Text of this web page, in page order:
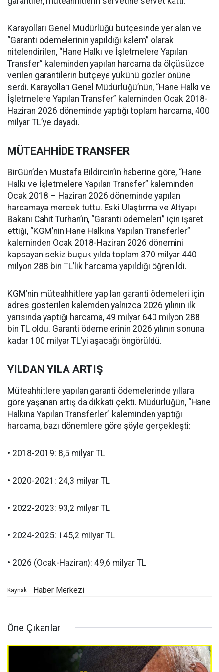
Karayolları Genel Müdürlüğü bütçesinde yer alan ve
“Garanti ödemelerinin yapıldığı kalem” olarak
nitelendirilen, “Hane Halkı ve İşletmelere Yapılan
Transfer” kaleminden yapılan harcama da ölçüsüzce
verilen garantilerin bütçeye yükünü gözler önüne
serdi. Karayolları Genel Müdürlüğü’nün, “Hane Halkı ve
İşletmelere Yapılan Transfer” kaleminden Ocak 2018-
Haziran 2026 döneminde yaptığı toplam harcama, 400
milyar TL’ye dayadı.
MÜTEAHHİDE TRANSFER
BirGün’den Mustafa Bildircin’in haberine göre, “Hane
Halkı ve İşletmelere Yapılan Transfer” kaleminden
Ocak 2018 – Haziran 2026 döneminde yapılan
harcamaya mercek tuttu. Eski Ulaştırma ve Altyapı
Bakanı Cahit Turhan’ın, “Garanti ödemeleri” için işaret
ettiği, “KGM’nin Hane Halkına Yapılan Transferler”
kaleminden Ocak 2018-Haziran 2026 dönemini
kapsayan sekiz buçuk yılda toplam 370 milyar 440
milyon 288 bin TL’lik harcama yapıldığı öğrenildi.
KGM’nin müteahhitlere yapılan garanti ödemeleri için
adres gösterilen kalemden yalnızca 2026 yılının ilk
yarısında yaptığı harcama, 49 milyar 640 milyon 288
bin TL oldu. Garanti ödemelerinin 2026 yılının sonuna
kadar 100 milyar TL’yi aşacağı öngörüldü.
YILDAN YILA ARTIŞ
Müteahhitlere yapılan garanti ödemelerinde yıllara
göre yaşanan artış da dikkati çekti. Müdürlüğün, “Hane
Halkına Yapılan Transferler” kaleminden yaptığı
harcama, bazı dönemlere göre şöyle gerçekleşti:
• 2018-2019: 8,5 milyar TL
• 2020-2021: 24,3 milyar TL
• 2022-2023: 93,2 milyar TL
• 2024-2025: 145,2 milyar TL
• 2026 (Ocak-Haziran): 49,6 milyar TL
Kaynak: Haber Merkezi
Öne Çıkanlar